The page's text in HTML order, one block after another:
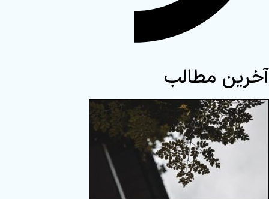
آخرین مطالب